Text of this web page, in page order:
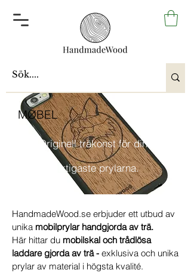
MØBEL
Originell träkonst för dina
viktigaste prylarna.
HandmadeWood.se erbjuder ett utbud av
unika mobilprylar handgjorda av trä.
Här hittar du mobilskal och trådlösa
laddare gjorda av trä - exklusiva och unika
prylar av material i högsta kvalité.